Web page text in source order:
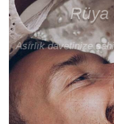
Rüya
Asırlık